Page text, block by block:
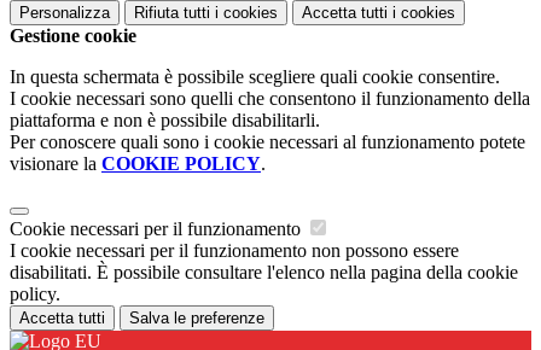
Personalizza Rifiuta tutti i cookies Accetta tutti i cookies
Gestione cookie
In questa schermata è possibile scegliere quali cookie consentire.
I cookie necessari sono quelli che consentono il funzionamento della
piattaforma e non è possibile disabilitarli.
Per conoscere quali sono i cookie necessari al funzionamento potete
visionare la COOKIE POLICY.
Cookie necessari per il funzionamento
I cookie necessari per il funzionamento non possono essere
disabilitati. È possibile consultare l'elenco nella pagina della cookie
policy.
Accetta tutti Salva le preferenze